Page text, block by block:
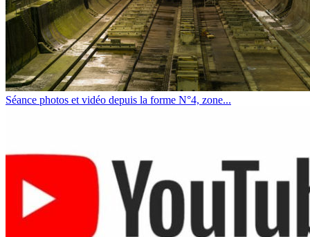
Séance photos et vidéo depuis la forme N°4, zone...